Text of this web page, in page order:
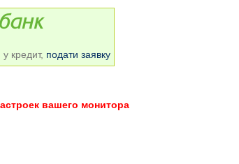
кредит, подати заявку
вашего монитора